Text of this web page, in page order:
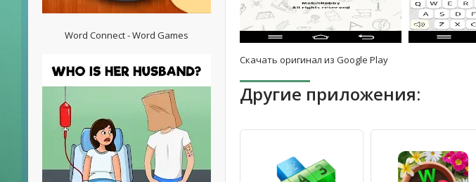
Word Connect - Word Games
Скачать оригинал из Google Play
Другие приложения: